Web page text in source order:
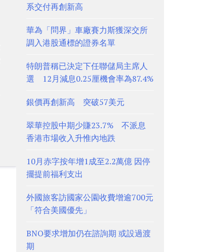
系交付再創新高
華為「問界」車廠賽力斯獲深交所
調入港股通標的證券名單
特朗普稱已決定下任聯儲局主席人
選 12月減息0.25厘機會率為87.4%
銀價再創新高 突破57美元
翠華控股中期少賺23.7% 不派息
香港市場收入升惟內地跌
10月赤字按年增1成至2.2萬億 因停
擺提前福利支出
外國旅客訪國家公園收費增逾700元
「符合美國優先」
BNO要求增加仍在諮詢期 或設過渡
期